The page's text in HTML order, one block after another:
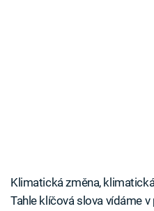
Klimatická změna,
Tahle klíčová slova vídáme